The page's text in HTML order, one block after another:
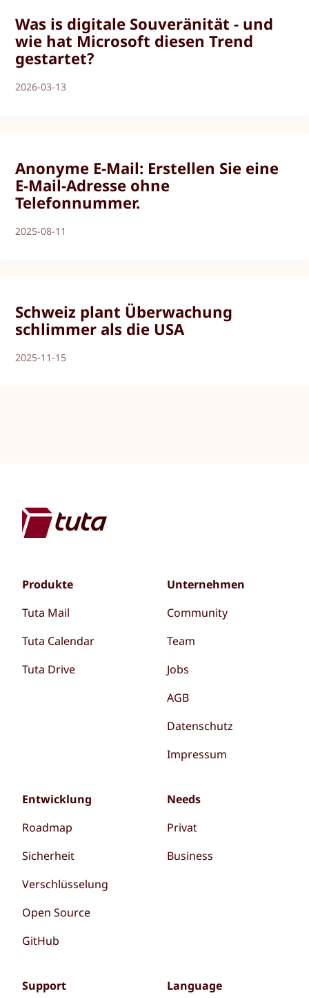
Was is digitale Souveränität - und
wie hat Microsoft diesen Trend
gestartet?
2026-03-13
Anonyme E-Mail: Erstellen Sie eine
E-Mail-Adresse ohne
Telefonnummer.
2025-08-11
Schweiz plant Überwachung
schlimmer als die USA
2025-11-15
Produkte
Tuta Mail
Tuta Calendar
Tuta Drive
Unternehmen
Community
Team
Jobs
AGB
Datenschutz
Impressum
Entwicklung
Roadmap
Sicherheit
Verschlüsselung
Open Source
GitHub
Needs
Privat
Business
Support Language